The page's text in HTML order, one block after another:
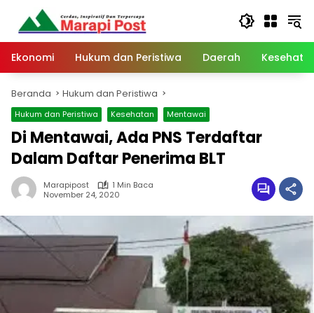
Langsung
konten
Ekonomi
Hukum dan Peristiwa Daerah
Beranda Hukum dan Peristiwa
Hukum dan Peristiwa Kesehatan Mentawai
Di Mentawai, Ada PNS Terdaftar
Dalam Daftar Penerima BLT
Marapipost
1 Min Baca
November 24, 2020